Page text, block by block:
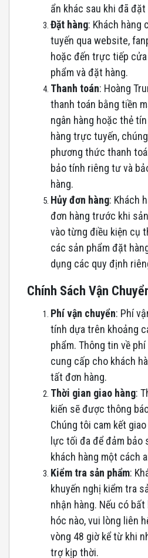
ẩn khác sau khi đã đặt
Đặt hàng: Khách hàng
tuyến qua website,
hoặc đến trực tiếp
phẩm và đặt hàng.
Thanh toán: Hoàng
thanh toán bằng tiền
ngân hàng hoặc thẻ
hàng trực tuyến,
phương thức thanh
bảo tính riêng tư và
hàng.
Hủy đơn hàng: Khách
đơn hàng trước khi
vào từng điều kiện cụ
các sản phẩm đặt
dụng các quy định
Chính Sách Vận
Phí vận chuyển: Phí
tính dựa trên khoảng
phẩm. Thông tin về
cung cấp cho khách
tất đơn hàng.
Thời gian giao hàng:
kiến sẽ được thông
Chúng tôi cam kết
lực tối đa để đảm bảo
khách hàng một cách
Kiểm tra sản phẩm:
khuyến nghị kiểm tra
nhận hàng. Nếu có
hóc nào, vui lòng liên
vòng 48 giờ kể từ khi
trợ kịp thời.